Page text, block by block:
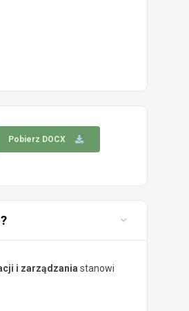
Pobierz DOCX
i zarządzania stanowi